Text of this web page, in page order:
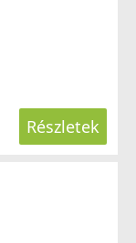
Részletek